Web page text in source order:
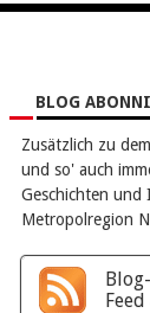
BLOG
Zusätzlich zu dem
und so' auch
Geschichten und
Metropolregion